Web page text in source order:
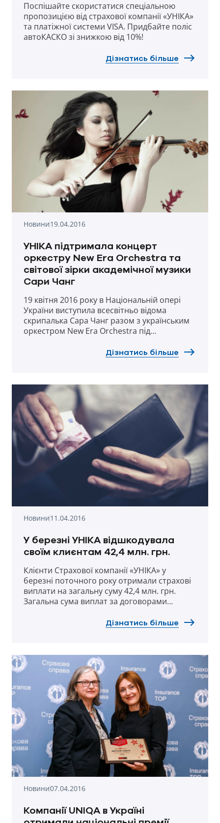
Поспішайте скористатися спеціальною
пропозицією від страхової компанії «УНІКА»
та платіжної системи VISA. Придбайте поліс
автоКАСКО зі знижкою від 10%!
Дізнатись більше
Новини19.04.2016
УНІКА підтримала концерт
оркестру New Era Orchestra та
світової зірки академічної музики
Сари Чанг
19 квітня 2016 року в Національній опері
України виступила всесвітньо відома
скрипалька Сара Чанг разом з українським
оркестром New Era Orchestra під
Дізнатись більше
Новини11.04.2016
У березні УНІКА відшкодувала
своїм клиєнтам 42,4 млн. грн.
Клієнти Страхової компанії «УНІКА» у
березні поточного року отримали страхові
виплати на загальну суму 42,4 млн. грн.
Загальна сума виплат за договорами
Дізнатись більше
Новини07.04.2016
Компанії UNIQA в Україні